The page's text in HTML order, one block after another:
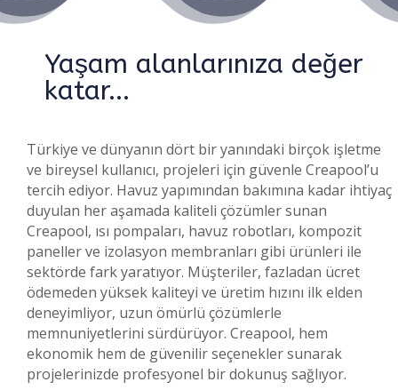
Yaşam alanlarınıza değer
katar...
Türkiye ve dünyanın dört bir yanındaki birçok işletme
ve bireysel kullanıcı, projeleri için güvenle Creapool’u
tercih ediyor. Havuz yapımından bakımına kadar ihtiyaç
duyulan her aşamada kaliteli çözümler sunan
Creapool, ısı pompaları, havuz robotları, kompozit
paneller ve izolasyon membranları gibi ürünleri ile
sektörde fark yaratıyor. Müşteriler, fazladan ücret
ödemeden yüksek kaliteyi ve üretim hızını ilk elden
deneyimliyor, uzun ömürlü çözümlerle
memnuniyetlerini sürdürüyor. Creapool, hem
ekonomik hem de güvenilir seçenekler sunarak
projelerinizde profesyonel bir dokunuş sağlıyor.